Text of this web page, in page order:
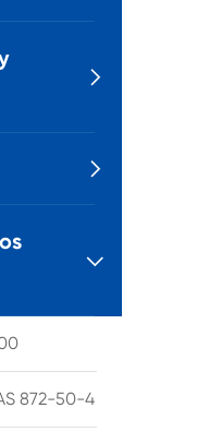



872-50-4